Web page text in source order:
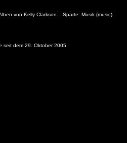
von Kelly Clarkson. Sparte: Musik (music)
seit dem 29. Oktober 2005.